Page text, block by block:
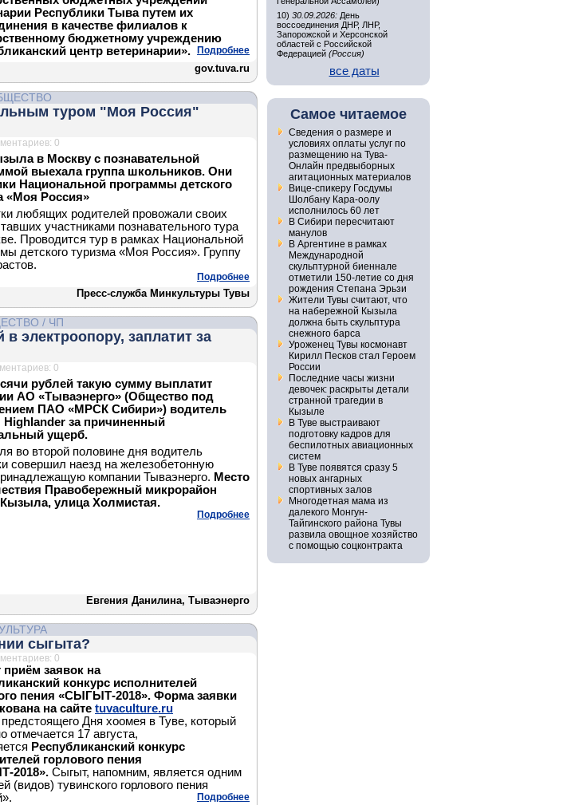
Республики Тыва путем их
в качестве филиалов к
бюджетному учреждению
центр ветеринарии».
Подробнее
gov.tuva.ru
туром "Моя Россия"
0
в Москву с познавательной
выехала группа школьников. Они
Национальной программы детского
«Моя Россия»
любящих родителей провожали своих
участниками познавательного тура
Проводится тур в рамках Национальной
детского туризма «Моя Россия». Группу
Подробнее
Пресс-служба Минкультуры Тувы
/ ЧП
электроопору, заплатит за
0
рублей такую сумму выплатит
АО «Тываэнерго» (Общество под
ПАО «МРСК Сибири») водитель
Highlander за причиненный
ущерб.
во второй половине дня водитель
совершил наезд на железобетонную
компании Тываэнерго. Место
Правобережный микрорайон
Кызыла, улица Холмистая.
Подробнее
Евгения Данилина, Тываэнерго
сыгыта?
0
заявок на
конкурс исполнителей
пения «СЫГЫТ-2018». Форма заявки
на сайте tuvaculture.ru
предстоящего Дня хоомея в Туве, который
отмечается 17 августа,
Республиканский конкурс
горлового пения
2018». Сыгыт, напомним, является одним
(видов) тувинского горлового пения
Подробнее
10) 30.09.2026: День
воссоединения ДНР, ЛНР,
Запорожской и Херсонской
областей с Российской
Федерацией (Россия)
все даты
Самое читаемое
Сведения о размере и
условиях оплаты услуг по
размещению на Тува-
Онлайн предвыборных
агитационных материалов
Вице-спикеру Госдумы
Шолбану Кара-оолу
исполнилось 60 лет
В Сибири пересчитают
манулов
В Аргентине в рамках
Международной
скульптурной биеннале
отметили 150-летие со дня
рождения Степана Эрьзи
Жители Тувы считают, что
на набережной Кызыла
должна быть скульптура
снежного барса
Уроженец Тувы космонавт
Кирилл Песков стал Героем
России
Последние часы жизни
девочек: раскрыты детали
странной трагедии в
Кызыле
В Туве выстраивают
подготовку кадров для
беспилотных авиационных
систем
В Туве появятся сразу 5
новых ангарных
спортивных залов
Многодетная мама из
далекого Монгун-
Тайгинского района Тувы
развила овощное хозяйство
с помощью соцконтракта